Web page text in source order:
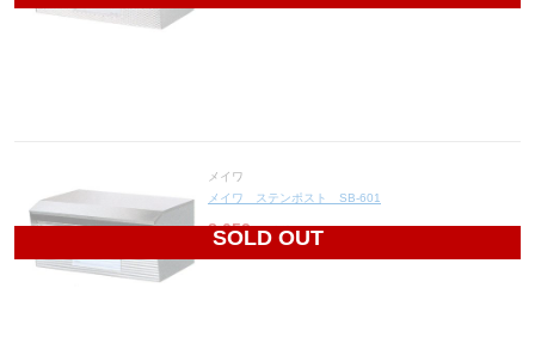
SOLD OUT
メイワ
メイワ ステンポスト SB-601
8,052 円(税込8,857円)